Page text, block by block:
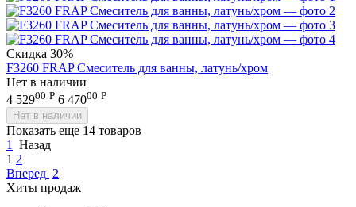
Скидка 30%
F3260 FRAP Смеситель для ванны, латунь/хром
Нет в наличии
4 52900 Р 6 47000 Р
Нет в наличии
Показать еще 14 товаров
1
Назад
1 2
Вперед 2
Хиты продаж